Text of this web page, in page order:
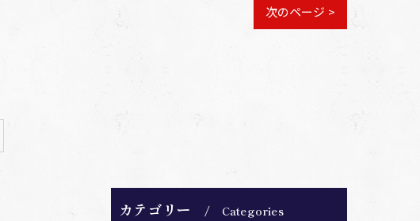
次のページ >
カテゴリー Categories